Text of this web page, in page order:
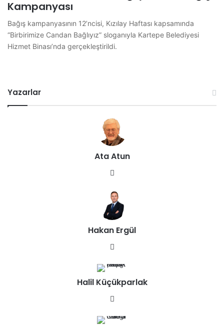
Kampanyası
Bağış kampanyasının 12’ncisi, Kızılay Haftası kapsamında
“Birbirimize Candan Bağlıyız” sloganıyla Kartepe Belediyesi
Hizmet Binası’nda gerçekleştirildi.
Yazarlar
Ata Atun
esi
Hakan Ergül
sit
esi
Halil Küçükparlak
sit